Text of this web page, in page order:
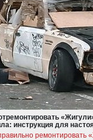
инструкция для
ремонтировать